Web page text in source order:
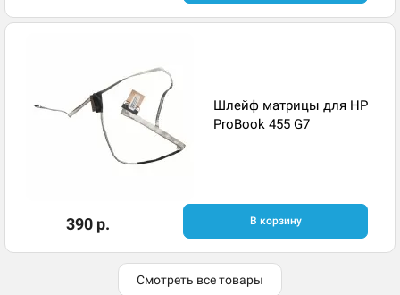
Шлейф матрицы для HP
ProBook 455 G7
390 р. В корзину
Смотреть все товары